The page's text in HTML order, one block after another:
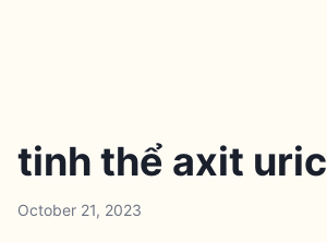
tinh thể axit uric
October 21, 2023